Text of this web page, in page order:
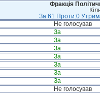
Фракція
За:61 Проти:0
Не голосував
За
За
За
За
За
За
За
Не голосував